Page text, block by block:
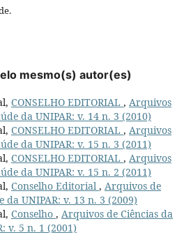
mesmo(s) autor(es)
CONSELHO EDITORIAL , Arquivos
da UNIPAR: v. 14 n. 3 (2010)
CONSELHO EDITORIAL , Arquivos
da UNIPAR: v. 15 n. 3 (2011)
CONSELHO EDITORIAL , Arquivos
da UNIPAR: v. 15 n. 2 (2011)
Conselho Editorial , Arquivos de
da UNIPAR: v. 13 n. 3 (2009)
Conselho , Arquivos de Ciências da
v. 5 n. 1 (2001)